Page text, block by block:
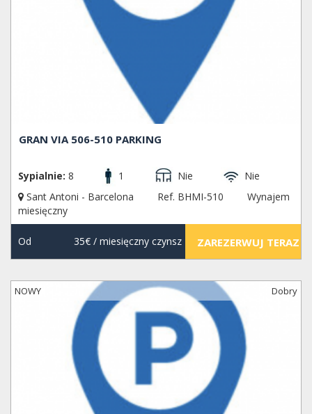
GRAN VIA 506-510 PARKING
Sypialnie: 8 1 Nie
Nie
Sant Antoni - Barcelona
Ref. BHMI-510
Wynajem
miesięczny
Od 35€/ miesięczny czynsz ZAREZERWUJ TERAZ
NOWY Dobry